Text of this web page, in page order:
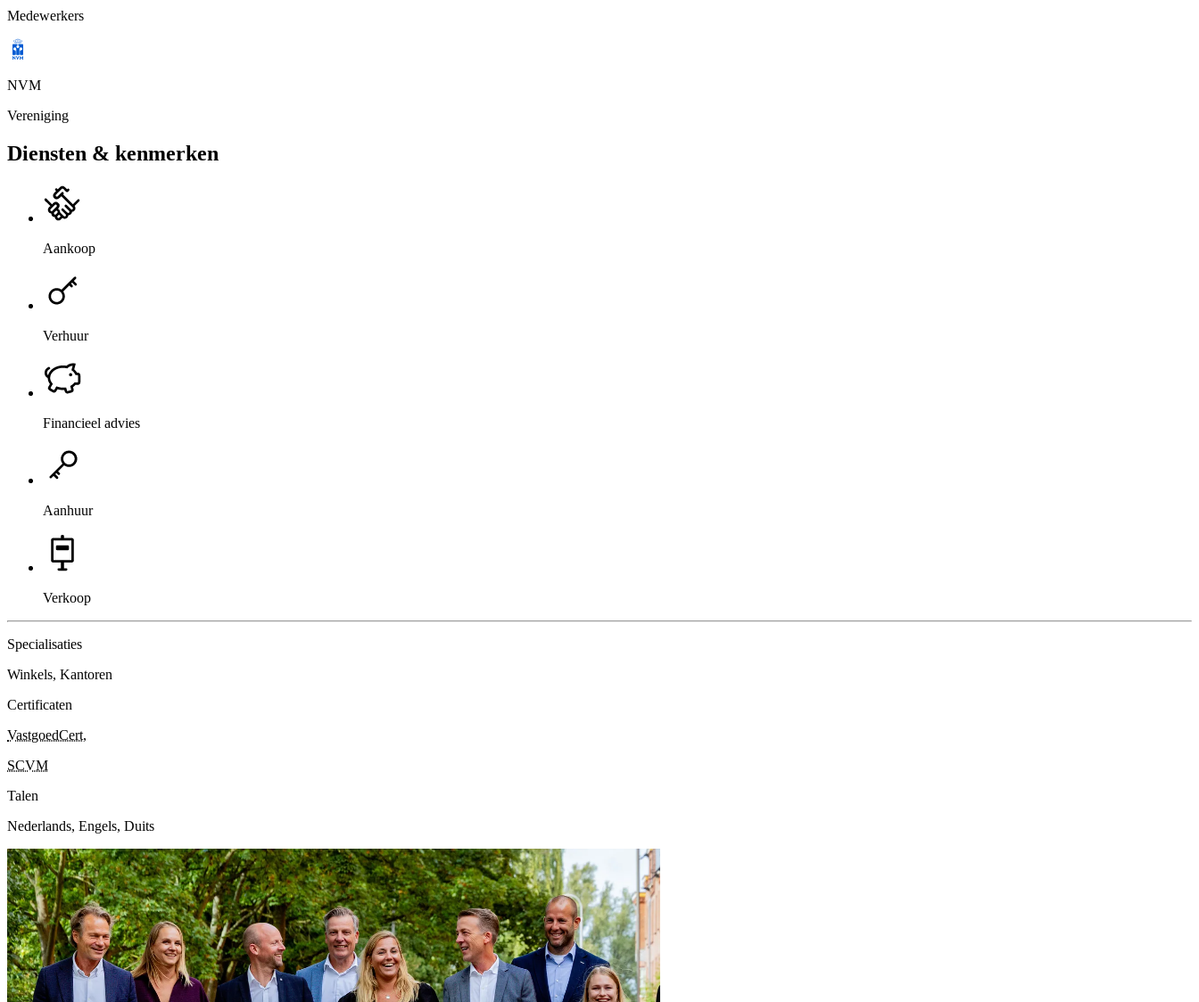
Medewerkers
NVM
Vereniging
Diensten & kenmerken
Aankoop
Verhuur
Financieel advies
Aanhuur
Verkoop
Specialisaties
Winkels, Kantoren
Certificaten
VastgoedCert,
SCVM
Talen
Nederlands, Engels, Duits